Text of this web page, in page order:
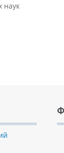
наук